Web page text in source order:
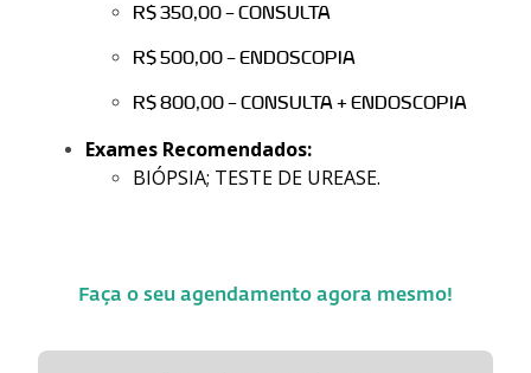
R$ 350,00 – CONSULTA
R$ 500,00 – ENDOSCOPIA
R$ 800,00 – CONSULTA + ENDOSCOPIA
Exames Recomendados:
BIÓPSIA; TESTE DE UREASE.
Faça o seu agendamento agora mesmo!